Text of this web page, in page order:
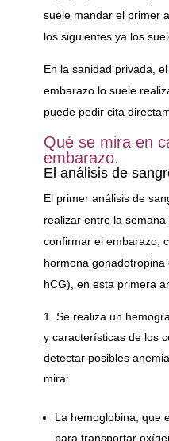
suele mandar el primer
los siguientes ya los
En la sanidad privada,
embarazo lo suele
puede pedir cita
Qué se mira en
embarazo.
El análisis de
El primer análisis de
realizar entre la semana
confirmar el embarazo,
hormona
hCG), en esta primera
Se realiza un
y características de los
detectar posibles
mira:
La hemoglobina, que
para transportar